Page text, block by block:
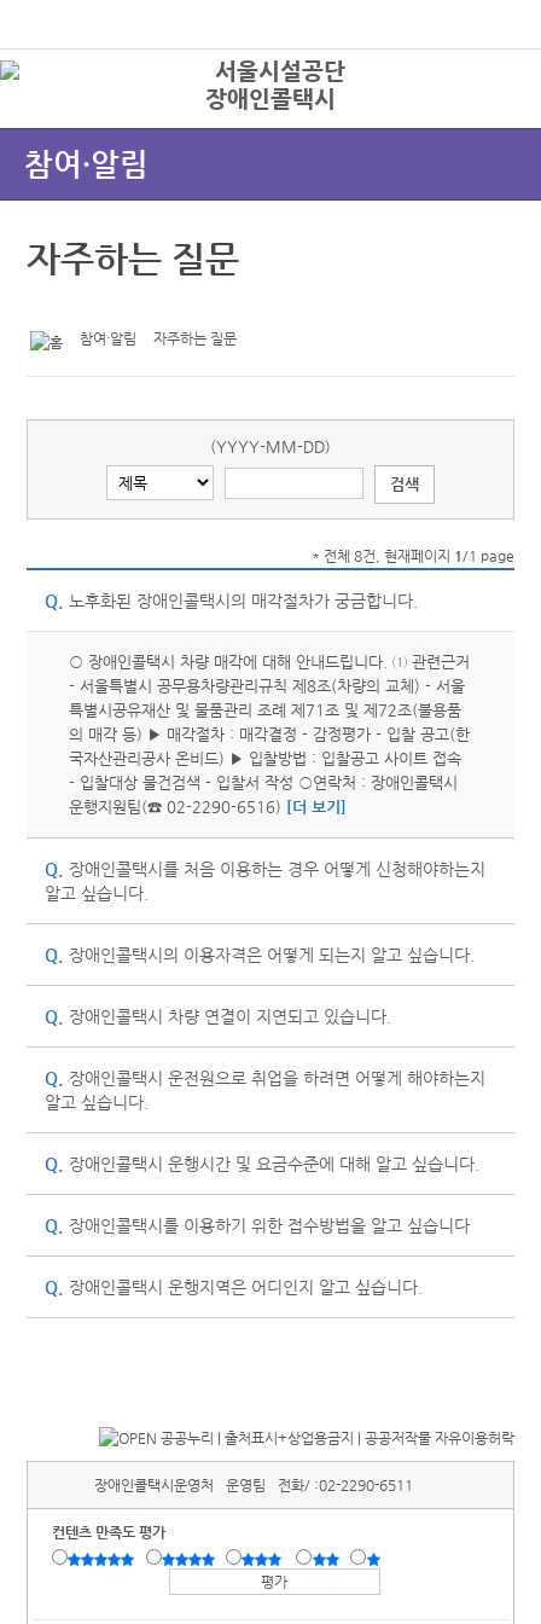
장애인콜택시
참여·알림
자주하는 질문
참여·알림 자주하는 질문
(YYYY-MM-DD)
* 전체 8건, 현재페이지 1/1 page
Q. 노후화된 장애인콜택시의 매각절차가 궁금합니다.
○ 장애인콜택시 차량 매각에 대해 안내드립니다. ① 관련근거
- 서울특별시 공무용차량관리규칙 제8조(차량의 교체) - 서울
특별시공유재산 및 물품관리 조례 제71조 및 제72조(불용품
의 매각 등) ▶ 매각절차 : 매각결정 - 감정평가 - 입찰 공고(한
국자산관리공사 온비드) ▶ 입찰방법 : 입찰공고 사이트 접속
- 입찰대상 물건검색 - 입찰서 작성 ○연락처 : 장애인콜택시
운행지원팀(☎ 02-2290-6516) [더 보기]
Q.
장애인콜택시를 처음 이용하는 경우 어떻게 신청해야하는지
알고 싶습니다.
Q. 장애인콜택시의 이용자격은 어떻게 되는지 알고 싶습니다.
Q. 장애인콜택시 차량 연결이 지연되고 있습니다.
Q.
장애인콜택시 운전원으로 취업을 하려면 어떻게 해야하는지
알고 싶습니다.
Q. 장애인콜택시 운행시간 및 요금수준에 대해 알고 싶습니다.
Q. 장애인콜택시를 이용하기 위한 접수방법을 알고 싶습니다
Q. 장애인콜택시 운행지역은 어디인지 알고 싶습니다.
장애인콜택시운영처 운영팀 전화/ :02-2290-6511
컨텐츠 만족도 평가